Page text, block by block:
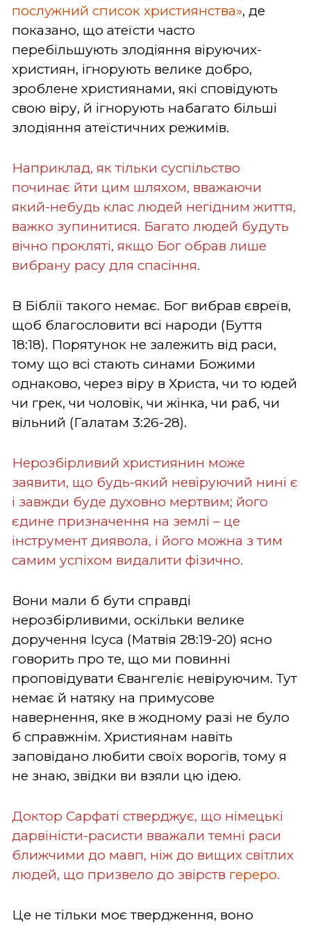
послужний список християнства», де
показано, що атеїсти часто
перебільшують злодіяння віруючих-
християн, ігнорують велике добро,
зроблене християнами, які сповідують
свою віру, й ігнорують набагато більші
злодіяння атеїстичних режимів.
Наприклад, як тільки суспільство
починає йти цим шляхом, вважаючи
який-небудь клас людей негідним життя,
важко зупинитися. Багато людей будуть
вічно прокляті, якщо Бог обрав лише
вибрану расу для спасіння.
В Біблії такого немає. Бог вибрав євреїв,
щоб благословити всі народи (Буття
18:18). Порятунок не залежить від раси,
тому що всі стають синами Божими
однаково, через віру в Христа, чи то юдей
чи грек, чи чоловік, чи жінка, чи раб, чи
вільний (Галатам 3:26-28).
Нерозбірливий християнин може
заявити, що будь-який невіруючий нині є
і завжди буде духовно мертвим; його
єдине призначення на землі – це
інструмент диявола, і його можна з тим
самим успіхом видалити фізично.
Вони мали б бути справді
нерозбірливими, оскільки велике
доручення Ісуса (Матвія 28:19-20) ясно
говорить про те, що ми повинні
проповідувати Євангеліє невіруючим. Тут
немає й натяку на примусове
навернення, яке в жодному разі не було
б справжнім. Християнам навіть
заповідано любити своїх ворогів, тому я
не знаю, звідки ви взяли цю ідею.
Доктор Сарфаті стверджує, що німецькі
дарвіністи-расисти вважали темні раси
ближчими до мавп, ніж до вищих світлих
людей, що призвело до звірств гереро.
Це не тільки моє твердження, воно